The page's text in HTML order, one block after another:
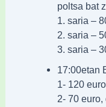
poltsa bat
1. saria –
2. saria –
3. saria –
17:00etan
1- 120
2- 70